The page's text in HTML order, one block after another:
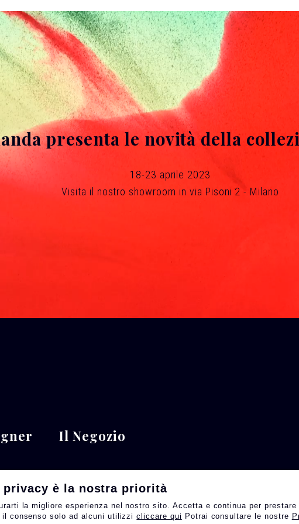
presenta le novità della
18-23 aprile 2023
Visita il nostro showroom in via Pisoni 2 - Milano
Il Negozio
è la nostra priorità
la migliore esperienza nel nostro sito. Accetta e continua per
il consenso solo ad alcuni utilizzicliccare qui Potrai consultare le nostre